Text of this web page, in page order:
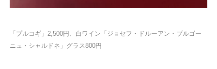
「プルコギ」2,500円、白ワイン「ジョセフ・ドルーアン・ブルゴー
ニュ・シャルドネ」グラス800円